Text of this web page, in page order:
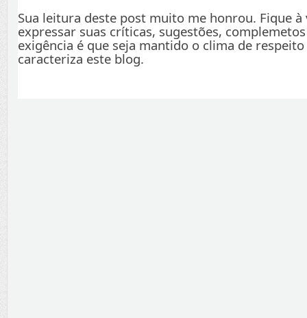
Sua leitura deste post muito me honrou. Fique à
expressar suas críticas, sugestões,
exigência é que seja mantido o clima de
caracteriza este blog.